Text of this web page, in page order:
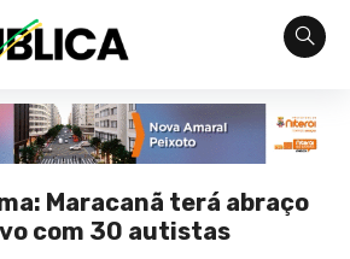
Maracanã terá abraço
com 30 autistas